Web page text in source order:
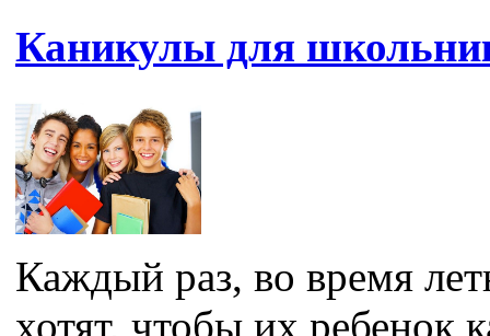
Каникулы для
Каждый раз, во время
хотят, чтобы их ребенок